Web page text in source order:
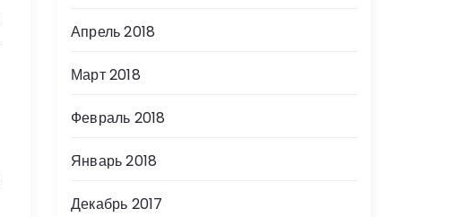
Апрель 2018
Март 2018
Февраль 2018
Январь 2018
Декабрь 2017